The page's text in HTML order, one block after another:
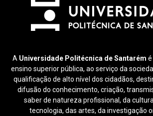
A Universidade Politécnica de Santarém
ensino superior pública, ao serviço da
qualificação de alto nível dos cidadãos,
difusão do conhecimento, criação,
saber de natureza profissional, da
tecnologia, das artes, da investigação